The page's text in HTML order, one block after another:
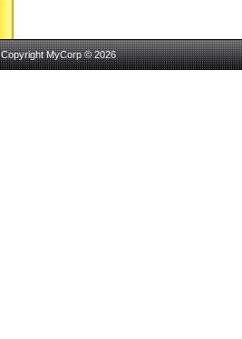
Copyright MyCorp © 2026